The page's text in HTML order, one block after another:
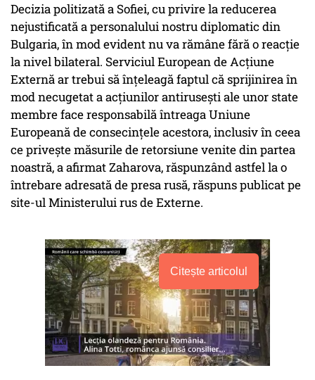
Decizia politizată a Sofiei, cu privire la reducerea
nejustificată a personalului nostru diplomatic din
Bulgaria, în mod evident nu va rămâne fără o reacţie
la nivel bilateral. Serviciul European de Acţiune
Externă ar trebui să înţeleagă faptul că sprijinirea în
mod necugetat a acţiunilor antiruseşti ale unor state
membre face responsabilă întreaga Uniune
Europeană de consecinţele acestora, inclusiv în ceea
ce priveşte măsurile de retorsiune venite din partea
noastră, a afirmat Zaharova, răspunzând astfel la o
întrebare adresată de presa rusă, răspuns publicat pe
site-ul Ministerului rus de Externe.
Citește articolul